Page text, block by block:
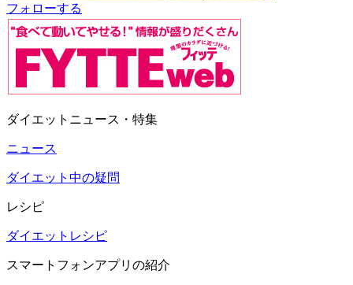
フォローする
ダイエットニュース・特集
ニュース
ダイエット中の疑問
レシピ
ダイエットレシピ
スマートフォンアプリの紹介